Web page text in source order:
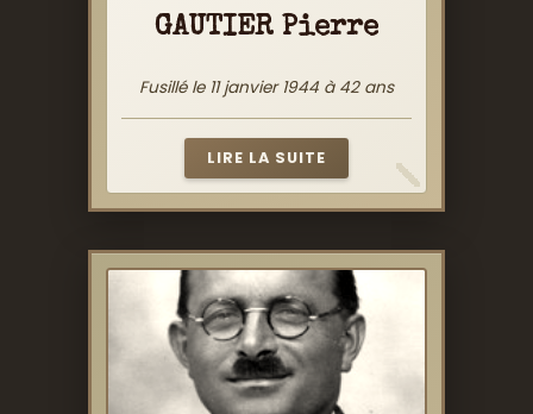
GAUTIER Pierre
Fusillé le 11 janvier 1944 à 42 ans
LIRE LA SUITE